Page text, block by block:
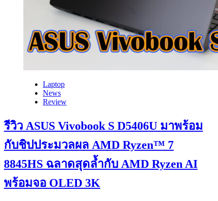
Laptop
News
Review
รีวิว ASUS Vivobook S D5406U มาพร้อม
กับชิปประมวลผล AMD Ryzen™ 7
8845HS ฉลาดสุดล้ำกับ AMD Ryzen AI
พร้อมจอ OLED 3K